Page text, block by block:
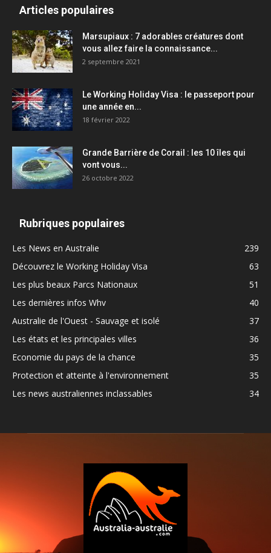
Articles populaires
Marsupiaux : 7 adorables créatures dont
vous allez faire la connaissance...
2 septembre 2021
Le Working Holiday Visa : le passeport pour
une année en...
18 février 2022
Grande Barrière de Corail : les 10 îles qui
vont vous...
26 octobre 2022
Rubriques populaires
Les News en Australie
239
Découvrez le Working Holiday Visa
63
Les plus beaux Parcs Nationaux
51
Les dernières infos Whv
40
Australie de l'Ouest - Sauvage et isolé
37
Les états et les principales villes
36
Economie du pays de la chance
35
Protection et atteinte à l'environnement
35
Les news australiennes inclassables
34